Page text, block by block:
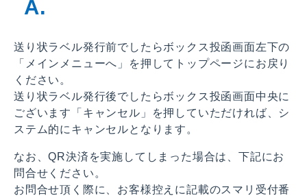
送り状ラベル発行前でしたらボックス投函画面左下の
「メインメニューへ」を押してトップページにお戻り
ください。
送り状ラベル発行後でしたらボックス投函画面中央に
ございます「キャンセル」を押していただければ、シ
ステム的にキャンセルとなります。
なお、QR決済を実施してしまった場合は、下記にお
問合せください。
お問合せ頂く際に、お客様控えに記載のスマリ受付番